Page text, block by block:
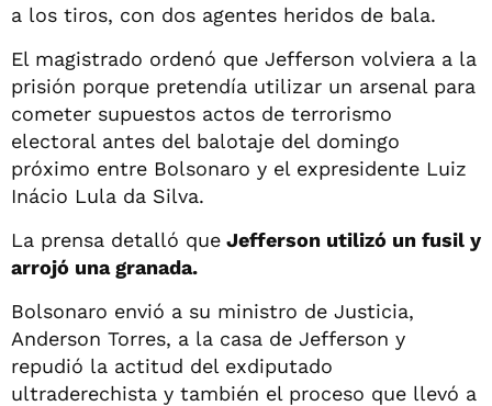
a los tiros, con dos agentes heridos de bala.
El magistrado ordenó que Jefferson volviera a la
prisión porque pretendía utilizar un arsenal para
cometer supuestos actos de terrorismo
electoral antes del balotaje del domingo
próximo entre Bolsonaro y el expresidente Luiz
Inácio Lula da Silva.
La prensa detalló que Jefferson utilizó un fusil y
arrojó una granada.
Bolsonaro envió a su ministro de Justicia,
Anderson Torres, a la casa de Jefferson y
repudió la actitud del exdiputado
ultraderechista y también el proceso que llevó a